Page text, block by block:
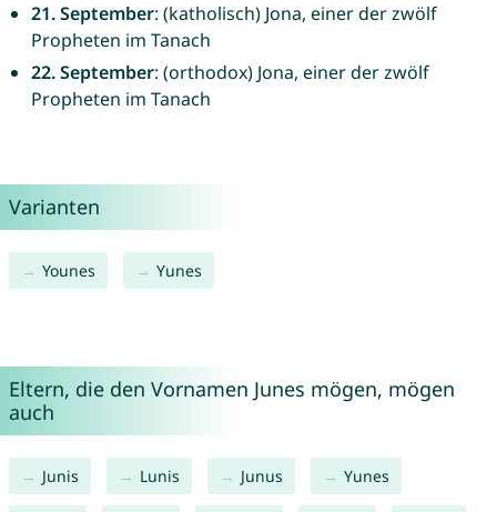
21. September: (katholisch) Jona, einer der zwölf
Propheten im Tanach
22. September: (orthodox) Jona, einer der zwölf
Propheten im Tanach
Varianten
Younes Yunes
Eltern, die den Vornamen Junes mögen, mögen
auch
Junis Lunis Junus Yunes